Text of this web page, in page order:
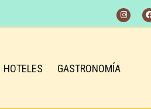
HOTELES GASTRONOMÍA